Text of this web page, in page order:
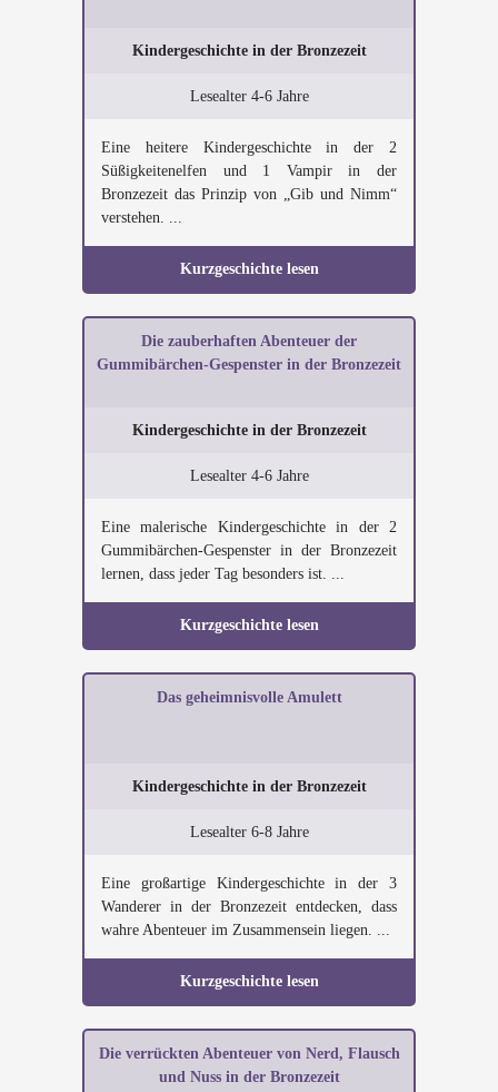
Kindergeschichte in der Bronzezeit
Lesealter 4-6 Jahre
Eine heitere Kindergeschichte in der 2
Süßigkeitenelfen und 1 Vampir in der
Bronzezeit das Prinzip von „Gib und Nimm“
verstehen. ...
Kurzgeschichte lesen
Die zauberhaften Abenteuer der
Gummibärchen-Gespenster in der Bronzezeit
Kindergeschichte in der Bronzezeit
Lesealter 4-6 Jahre
Eine malerische Kindergeschichte in der 2
Gummibärchen-Gespenster in der Bronzezeit
lernen, dass jeder Tag besonders ist. ...
Kurzgeschichte lesen
Das geheimnisvolle Amulett
Kindergeschichte in der Bronzezeit
Lesealter 6-8 Jahre
Eine großartige Kindergeschichte in der 3
Wanderer in der Bronzezeit entdecken, dass
wahre Abenteuer im Zusammensein liegen. ...
Kurzgeschichte lesen
Die verrückten Abenteuer von Nerd, Flausch
und Nuss in der Bronzezeit